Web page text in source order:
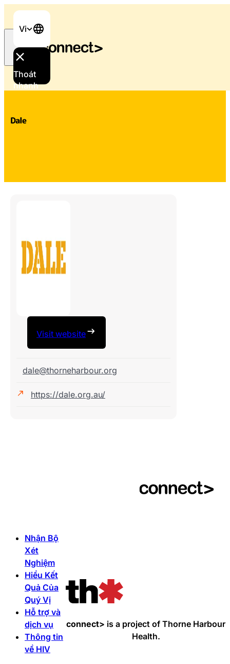
Vi
Thoát
nhanh
Trang chủ
Dale
Visit website
dale@thorneharbour.org
https://dale.org.au/
Nhận Bộ
Xét
Nghiệm
Hiểu Kết
Quả Của
Quý Vị
Hỗ trợ và
dịch vụ
Thông tin
về HIV
connect> is a project of Thorne Harbour
Health.